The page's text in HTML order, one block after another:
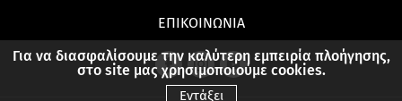
Για να διασφαλίσουμε την καλύτερη εμπειρία πλοήγησης,
στο site μας χρησιμοποιούμε cookies.
Εντάξει
ΕΠΙΚΟΙΝΩΝΙΑ